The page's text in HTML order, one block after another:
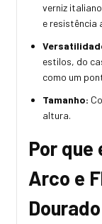
verniz
e resistência
estilos, do
como um
Tamanho:
altura.
Por que
Arco e